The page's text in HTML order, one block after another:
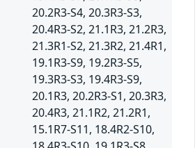
20.2R3-S4, 20.3R3-S3,
20.4R3-S2, 21.1R3, 21.2R3,
21.3R1-S2, 21.3R2, 21.4R1,
19.1R3-S9, 19.2R3-S5,
19.3R3-S3, 19.4R3-S9,
20.1R3, 20.2R3-S1, 20.3R3,
20.4R3, 21.1R2, 21.2R1,
15.1R7-S11, 18.4R2-S10,